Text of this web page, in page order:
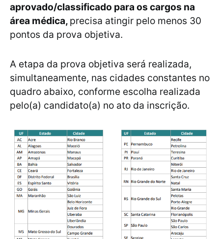
aprovado/classificado para os cargos na
área médica, precisa atingir pelo menos 30
pontos da prova objetiva.
A etapa da prova objetiva será realizada,
simultaneamente, nas cidades constantes no
quadro abaixo, conforme escolha realizada
pelo(a) candidato(a) no ato da inscrição.